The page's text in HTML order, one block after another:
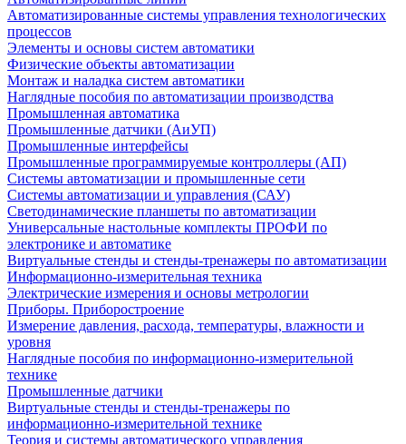
Автоматизированные системы управления технологических
процессов
Элементы и основы систем автоматики
Физические объекты автоматизации
Монтаж и наладка систем автоматики
Наглядные пособия по автоматизации производства
Промышленная автоматика
Промышленные датчики (АиУП)
Промышленные интерфейсы
Промышленные программируемые контроллеры (АП)
Системы автоматизации и промышленные сети
Системы автоматизации и управления (САУ)
Светодинамические планшеты по автоматизации
Универсальные настольные комплекты ПРОФИ по
электронике и автоматике
Виртуальные стенды и стенды-тренажеры по автоматизации
Информационно-измерительная техника
Электрические измерения и основы метрологии
Приборы. Приборостроение
Измерение давления, расхода, температуры, влажности и
уровня
Наглядные пособия по информационно-измерительной
технике
Промышленные датчики
Виртуальные стенды и стенды-тренажеры по
информационно-измерительной технике
Теория и системы автоматического управления